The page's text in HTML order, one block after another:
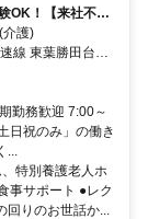
OK！【来社不
介護)
線 東葉勝田台A1
車・バイク通
勤務歓迎 7:00～
日祝のみ」の働き
...
特別養護老人ホ
事サポート ●レク
回りのお世話か...